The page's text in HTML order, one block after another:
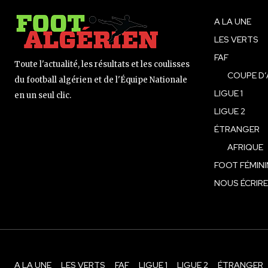
Toute l'actualité, les résultats et les coulisses
du football algérien et de l'Équipe Nationale
en un seul clic.
A LA UNE
LES VERTS
FAF
COUPE
LIGUE 1
LIGUE 2
ÉTRANGER
AFRIQUE
FOOT
NOUS ÉCRIRE
A LA UNE LES VERTS FAF LIGUE 1 LIGUE 2 ÉTRANGER